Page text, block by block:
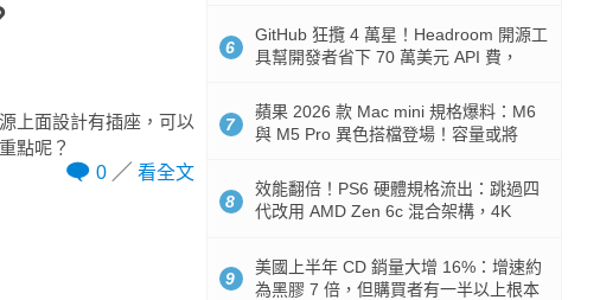
上面設計有插座，可以
點呢？
0
看全文
6
GitHub 狂攬 4 萬星！Headroom 開源工
具幫開發者省下 70 萬美元 API 費，
7
蘋果 2026 款 Mac mini 規格爆料：M6
與 M5 Pro 異色搭檔登場！容量或將
8
效能翻倍！PS6 硬體規格流出：跳過四
代改用 AMD Zen 6c 混合架構，4K
9
美國上半年 CD 銷量大增 16%：增速約
為黑膠 7 倍，但購買者有一半以上根本